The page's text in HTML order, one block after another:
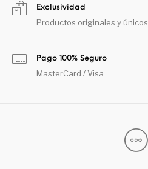
Exclusividad
Productos originales y únicos
Pago 100% Seguro
MasterCard / Visa